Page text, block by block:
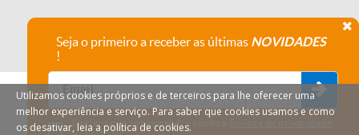
Seja o primeiro a receber as últimas NOVIDADES
!
Declaro que compreendi e aceito a Política de privacidade
Utilizamos cookies próprios e de terceiros para lhe oferecer uma
melhor experiência e serviço. Para saber que cookies usamos e como
os desativar, leia a política de cookies.